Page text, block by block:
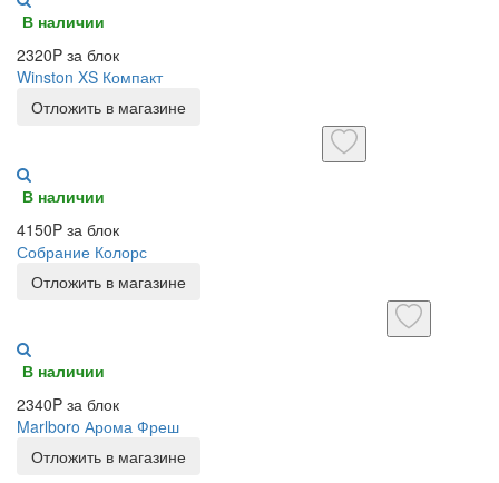
В наличии
2320P за блок
Winston XS Компакт
Отложить в магазине
В наличии
4150P за блок
Собрание Колорс
Отложить в магазине
В наличии
2340P за блок
Marlboro Арома Фреш
Отложить в магазине